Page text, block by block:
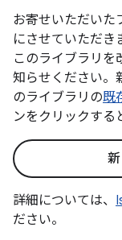
お寄せいただいた
にさせていただき
このライブラリを
知らせください。
のライブラリの既
ンをクリックする
詳細については、
ださい。